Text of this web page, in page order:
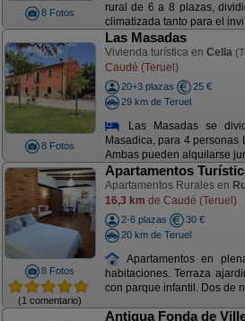
8 Fotos
rural de 6 a 8 plazas,
climatizada tanto para el invi
8 Fotos
Las Masadas
Vivienda turística en Cella
Caudé (Teruel)
20+3 plazas
25 €
29 km de Teruel
Las Masadas se
Masadica, para 4
Ambas pueden alquilarse
8 Fotos
(1 comentario)
Apartamentos
Apartamentos Rurales en
16,3 km de Caudé (Teruel)
2-6 plazas
30 €
20 km de Teruel
Apartamentos en
habitaciones. Terraza
con parque infantil. Dos de
Antigua Fonda de